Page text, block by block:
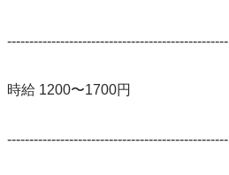
--------------------------------------------------
時給 1200〜1700円
--------------------------------------------------